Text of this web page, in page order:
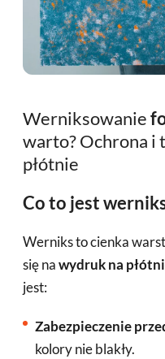
Werniksowanie
warto? Ochrona i
płótnie
Co to jest
Werniks to cienka
się nawydruk na
jest:
Zabezpieczenie
kolory nie blakły.